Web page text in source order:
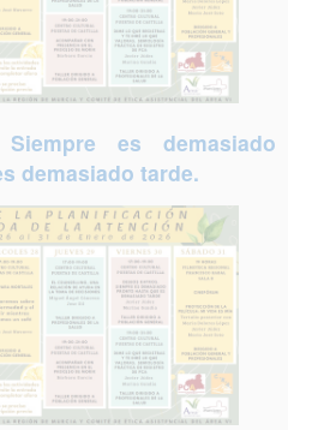
es demasiado
demasiado tarde.